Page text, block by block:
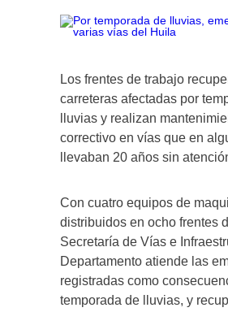
Los frentes de trabajo
carreteras afectadas por
lluvias y realizan
correctivo en vías que en
llevaban 20 años sin
Con cuatro equipos de
distribuidos en ocho frentes
Secretaría de Vías e
Departamento atiende las
registradas como
temporada de lluvias, y